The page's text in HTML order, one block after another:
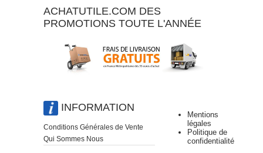
ACHATUTILE.COM DES
PROMOTIONS TOUTE L'ANNÉE
INFORMATION
Conditions Générales de Vente
Qui Sommes Nous
Mentions
légales
Politique de
confidentialité